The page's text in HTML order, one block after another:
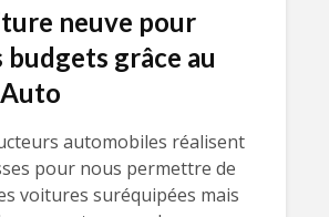
neuve pour
budgets grâce au
automobiles réalisent
pour nous permettre de
voitures suréquipées mais